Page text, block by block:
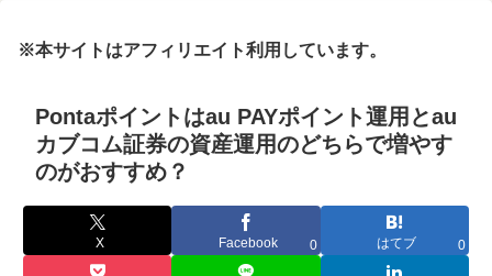
※本サイトはアフィリエイト利用しています。
Pontaポイントはau PAYポイント運用とau
カブコム証券の資産運用のどちらで増やす
のがおすすめ？
X Facebook 0 はてブ 0